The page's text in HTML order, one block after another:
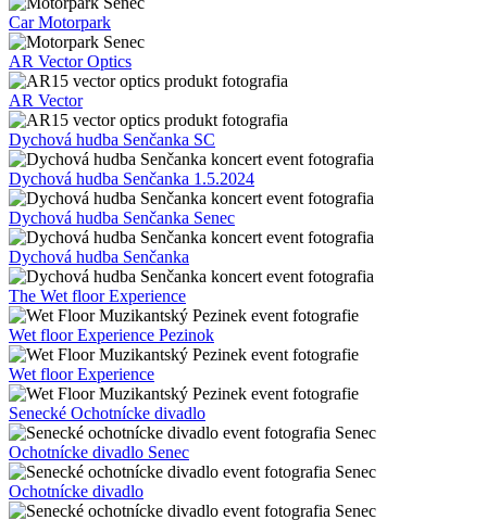
Car Motorpark
AR Vector Optics
AR Vector
Dychová hudba Senčanka SC
Dychová hudba Senčanka 1.5.2024
Dychová hudba Senčanka Senec
Dychová hudba Senčanka
The Wet floor Experience
Wet floor Experience Pezinok
Wet floor Experience
Senecké Ochotnícke divadlo
Ochotnícke divadlo Senec
Ochotnícke divadlo